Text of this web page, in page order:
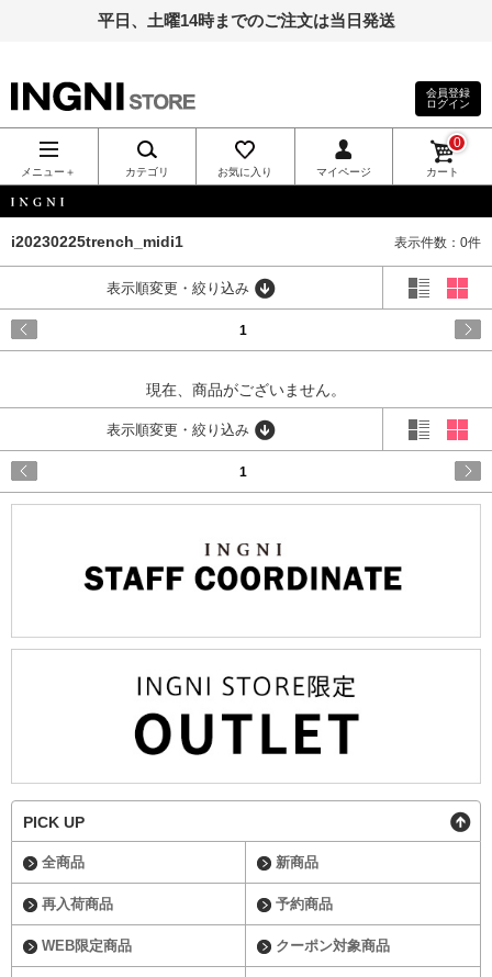
平日、土曜14時までのご注文は当日発送
INGNI（イン
グ）公式通
販｜INGNI
STORE
会員登録
ログイン
メニュー＋ カテゴリ お気に入り マイページ カート
0
i20230225trench_midi1 表示件数：0件
表示順変更・絞り込み
1
現在、商品がございません。
表示順変更・絞り込み
1
PICK UP
全商品 新商品
再入荷商品 予約商品
WEB限定商品 クーポン対象商品